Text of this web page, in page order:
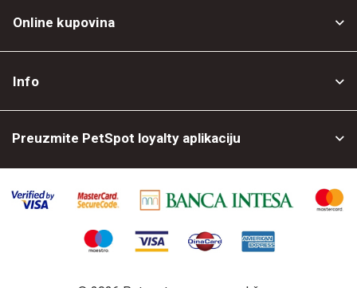
Online kupovina
Info
Preuzmite PetSpot loyalty aplikaciju